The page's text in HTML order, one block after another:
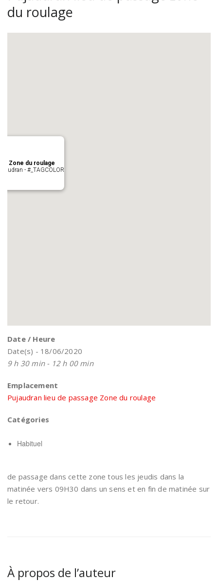
du roulage
Zone du roulage
- #_TAGCOLOR
Date / Heure
Date(s) - 18/06/2020
9 h 30 min - 12 h 00 min
Emplacement
Pujaudran lieu de passage Zone du roulage
Catégories
Habituel
de passage dans cette zone tous les jeudis dans la
matinée vers 09H30 dans un sens et en fin de matinée sur
le retour.
À propos de l’auteur